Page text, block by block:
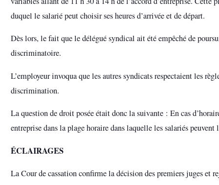
duquel le salarié peut choisir ses heures d’arrivée et de départ.
Dès lors, le fait que le délégué syndical ait été empêché de
discriminatoire.
L’employeur invoqua que les autres syndicats respectaient les
discrimination.
La question de droit posée était donc la suivante : En cas
entreprise dans la plage horaire dans laquelle les salariés
ÉCLAIRAGES
La Cour de cassation confirme la décision des premiers juges et